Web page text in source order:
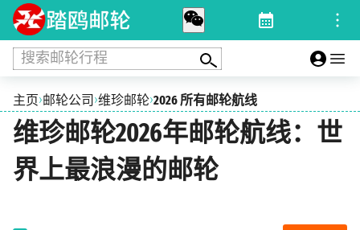
搜索邮轮行程
主页›邮轮公司 ›维珍邮轮›2026 所有邮轮航线
维珍邮轮2026年邮轮航线：世
界上最浪漫的邮轮